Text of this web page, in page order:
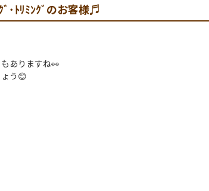
ﾞ･ﾄﾘﾐﾝｸﾞのお客様♬
ありますね👀
う😊